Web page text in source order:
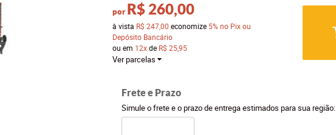
por R$ 260,00
à vista R$ 247,00 economize 5% no Pix ou
Depósito Bancário
ou em 12xde R$ 25,95
Ver parcelas
Frete e Prazo
Simule o frete e o prazo de entrega estimados para sua região: